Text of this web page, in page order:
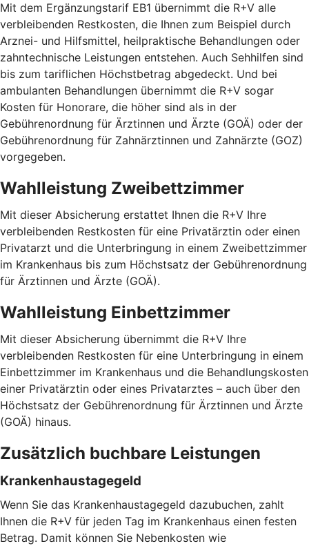
Mit dem Ergänzungstarif EB1 übernimmt die R+V alle
verbleibenden Restkosten, die Ihnen zum Beispiel durch
Arznei- und Hilfsmittel, heilpraktische Behandlungen oder
zahntechnische Leistungen entstehen. Auch Sehhilfen sind
bis zum tariflichen Höchstbetrag abgedeckt. Und bei
ambulanten Behandlungen übernimmt die R+V sogar
Kosten für Honorare, die höher sind als in der
Gebührenordnung für Ärztinnen und Ärzte (GOÄ) oder der
Gebührenordnung für Zahnärztinnen und Zahnärzte (GOZ)
vorgegeben.
Wahlleistung Zweibettzimmer
Mit dieser Absicherung erstattet Ihnen die R+V Ihre
verbleibenden Restkosten für eine Privatärztin oder einen
Privatarzt und die Unterbringung in einem Zweibettzimmer
im Krankenhaus bis zum Höchstsatz der Gebührenordnung
für Ärztinnen und Ärzte (GOÄ).
Wahlleistung Einbettzimmer
Mit dieser Absicherung übernimmt die R+V Ihre
verbleibenden Restkosten für eine Unterbringung in einem
Einbettzimmer im Krankenhaus und die Behandlungskosten
einer Privatärztin oder eines Privatarztes – auch über den
Höchstsatz der Gebührenordnung für Ärztinnen und Ärzte
(GOÄ) hinaus.
Zusätzlich buchbare Leistungen
Krankenhaustagegeld
Wenn Sie das Krankenhaustagegeld dazubuchen, zahlt
Ihnen die R+V für jeden Tag im Krankenhaus einen festen
Betrag. Damit können Sie Nebenkosten wie